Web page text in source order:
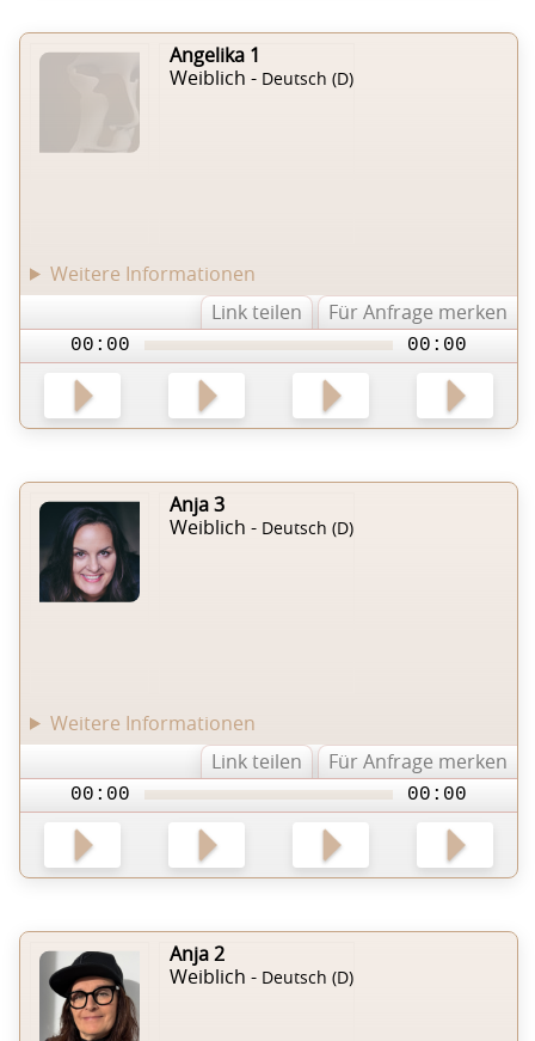
Angelika 1
Weiblich - Deutsch (D)
Weitere Informationen
Link teilen
Für Anfrage merken
00:00 00:00
Anja 3
Weiblich - Deutsch (D)
Weitere Informationen
Link teilen
Für Anfrage merken
00:00 00:00
Anja 2
Weiblich - Deutsch (D)